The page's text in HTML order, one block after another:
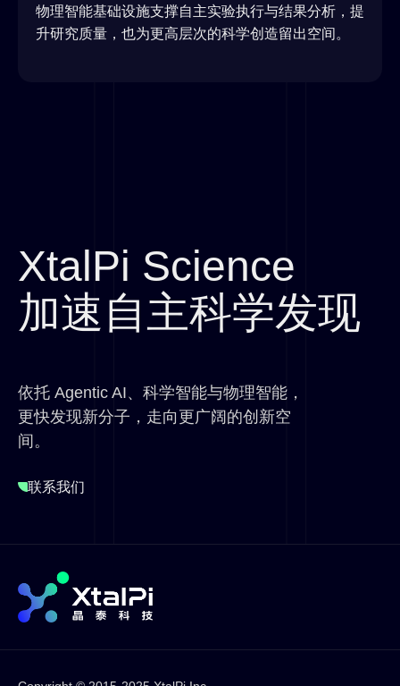
物理智能基础设施支撑自主实验执行与结果分析，提
升研究质量，也为更高层次的科学创造留出空间。
XtalPi Science
加速自主科学发现
依托 Agentic AI、科学智能与物理智能，
更快发现新分子，走向更广阔的创新空
间。
联系我们